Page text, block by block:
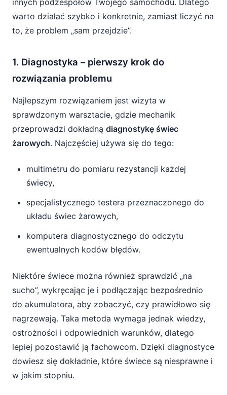
innych podzespołów Twojego samochodu. Dlatego
warto działać szybko i konkretnie, zamiast liczyć na
to, że problem „sam przejdzie”.
1. Diagnostyka – pierwszy krok do
rozwiązania problemu
Najlepszym rozwiązaniem jest wizyta w
sprawdzonym warsztacie, gdzie mechanik
przeprowadzi dokładną diagnostykę świec
żarowych. Najczęściej używa się do tego:
multimetru do pomiaru rezystancji każdej
świecy,
specjalistycznego testera przeznaczonego do
układu świec żarowych,
komputera diagnostycznego do odczytu
ewentualnych kodów błędów.
Niektóre świece można również sprawdzić „na
sucho”, wykręcając je i podłączając bezpośrednio
do akumulatora, aby zobaczyć, czy prawidłowo się
nagrzewają. Taka metoda wymaga jednak wiedzy,
ostrożności i odpowiednich warunków, dlatego
lepiej pozostawić ją fachowcom. Dzięki diagnostyce
dowiesz się dokładnie, które świece są niesprawne i
w jakim stopniu.